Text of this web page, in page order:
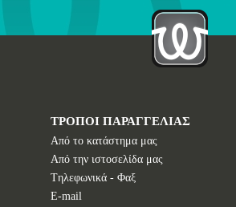
ΤΡΟΠΟΙ ΠΑΡΑΓΓΕΛΙΑΣ
Από το κατάστημα μας
Από την ιστοσελίδα μας
Tηλεφωνικά - Φαξ
E-mail